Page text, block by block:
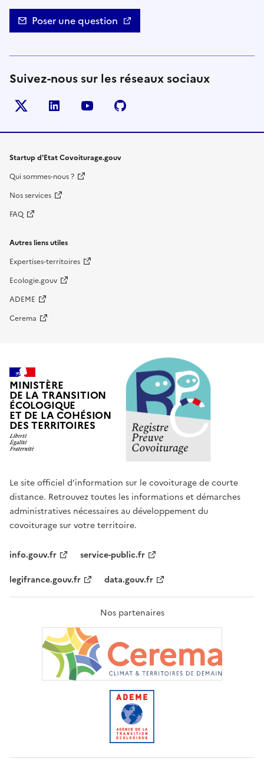
Poser une question
Suivez-nous sur les réseaux sociaux
Twitter
- nouvelle fenêtre
LinkedIn
- nouvelle fenêtre
YouTube
- nouvelle fenêtre
- nouvelle fenêtre
Startup d'Etat Covoiturage.gouv
Qui sommes-nous ?
Nos services
FAQ
Autres liens utiles
Expertises-territoires
Ecologie.gouv
ADEME
Cerema
MINISTÈRE
DE LA TRANSITION
ÉCOLOGIQUE
ET DE LA COHÉSION
DES TERRITOIRES
Le site officiel d’information sur le covoiturage de courte
distance. Retrouvez toutes les informations et démarches
administratives nécessaires au développement du
covoiturage sur votre territoire.
info.gouv.fr
service-public.fr
legifrance.gouv.fr
data.gouv.fr
Nos partenaires